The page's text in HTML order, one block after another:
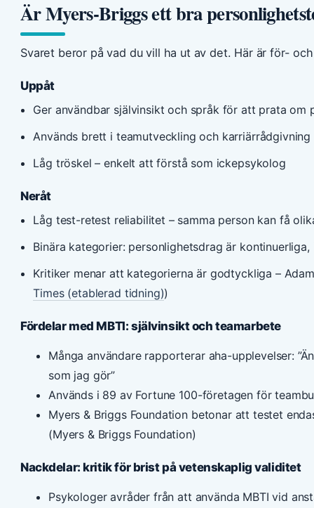
Är Myers-Briggs ett bra
Svaret beror på vad du vill ha ut av det. Här är för-
Uppåt
Ger användbar självinsikt och språk för att prata om
Används brett i teamutveckling och
Låg tröskel – enkelt att förstå som ickepsykolog
Neråt
Låg test-retest reliabilitet – samma person kan få
Binära kategorier: personlighetsdrag är
Kritiker menar att kategorierna är godtyckliga –
Times (etablerad tidning))
Fördelar med MBTI: självinsikt och teamarbete
Många användare rapporterar aha-upplevelser:
som jag gör”
Används i 89 av Fortune 100-företagen för
Myers & Briggs Foundation betonar att testet
(Myers & Briggs Foundation)
Nackdelar: kritik för brist på vetenskaplig validitet
Psykologer avråder från att använda MBTI vid